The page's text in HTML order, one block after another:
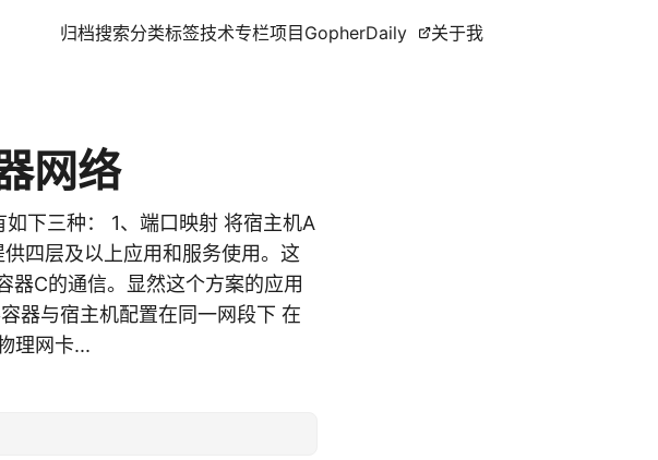
归档搜索分类标签技术专栏项目 GopherDaily 关于我
网络
下三种： 1、端口映射 将宿主机A
四层及以上应用和服务使用。这
器C的通信。显然这个方案的应用
器与宿主机配置在同一网段下 在
理网卡...